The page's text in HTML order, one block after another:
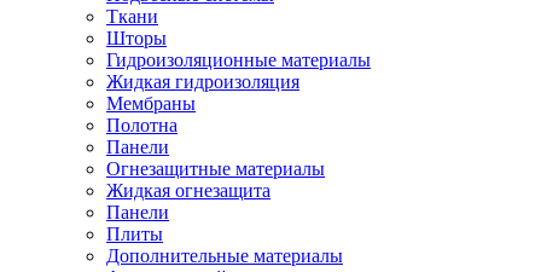
Ткани
Шторы
Гидроизоляционные материалы
Жидкая гидроизоляция
Мембраны
Полотна
Панели
Огнезащитные материалы
Жидкая огнезащита
Панели
Плиты
Дополнительные материалы